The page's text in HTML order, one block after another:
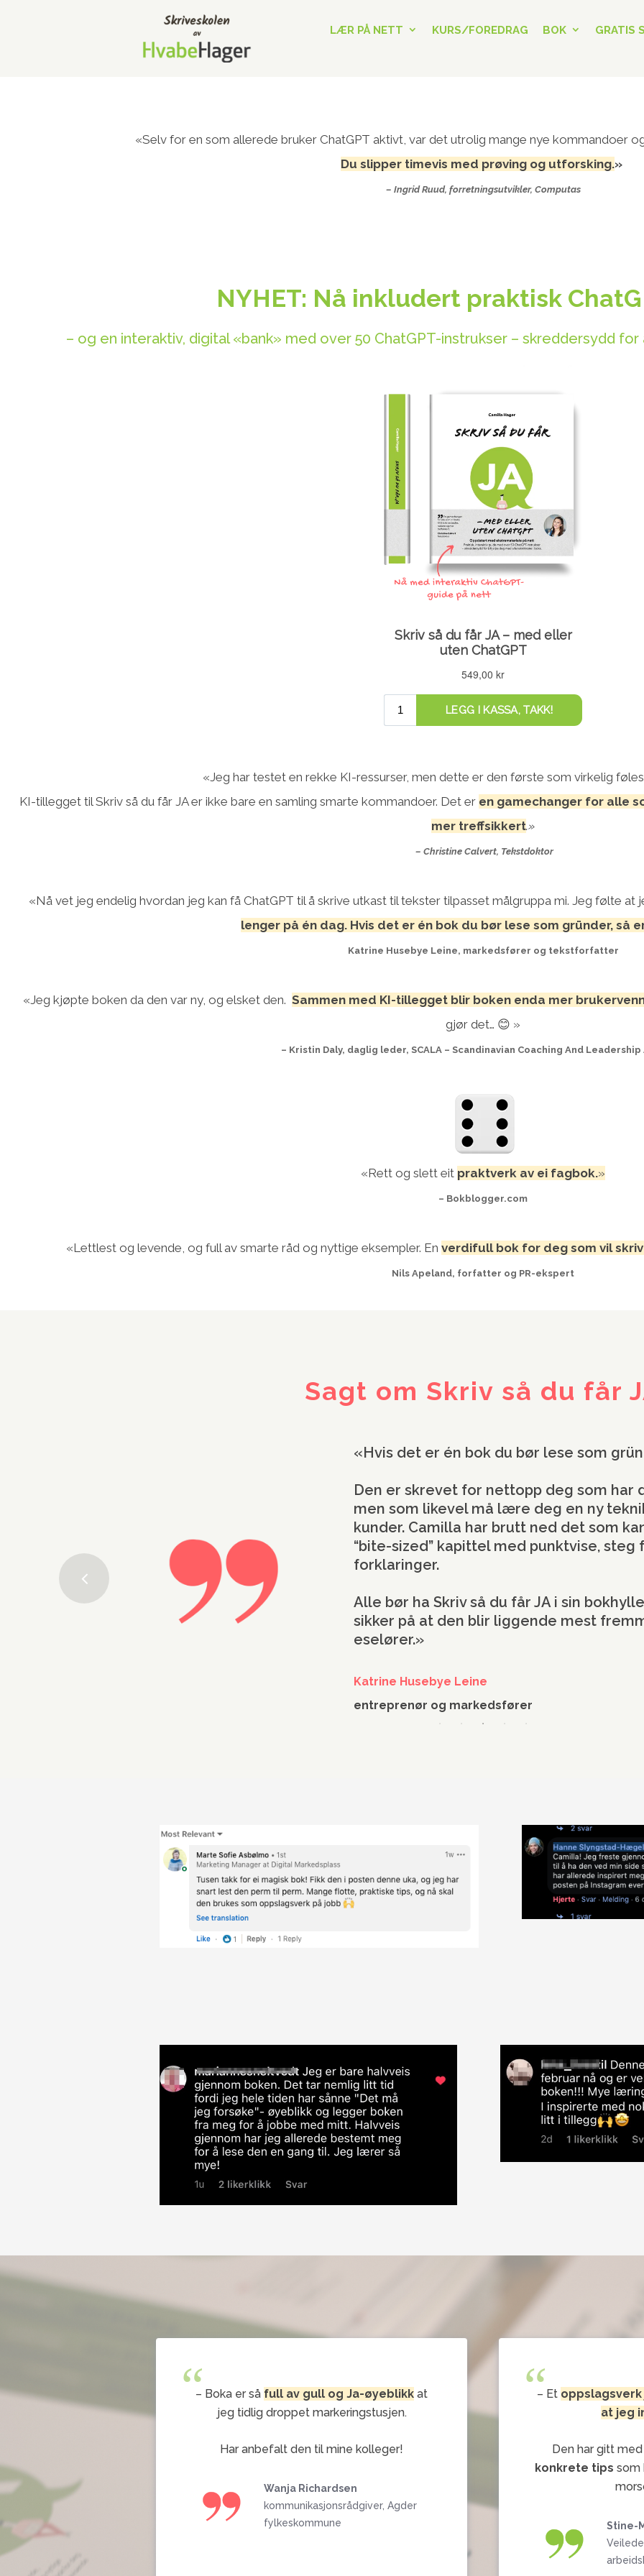
LÆR PÅ NETT KURS/FOREDRAG BOK GRATIS
«Selv for en som allerede bruker ChatGPT aktivt, var det utrolig mange nye kommandoer
Du slipper timevis med prøving og utforsking.»
– Ingrid Ruud, forretningsutvikler, Computas
NYHET: Nå inkludert praktisk
– og en interaktiv, digital «bank» med over 50 ChatGPT-instrukser – skreddersydd
«Jeg har testet en rekke KI-ressurser, men dette er den første som virkelig
KI-tillegget til Skriv så du får JA er ikke bare en samling smarte kommandoer. Det er en gamechanger for alle
mer treffsikkert.»
– Christine Calvert, Tekstdoktor
«Nå vet jeg endelig hvordan jeg kan få ChatGPT til å skrive utkast til tekster tilpasset målgruppa mi. Jeg følte at
lenger på én dag. Hvis det er én bok du bør lese som gründer, så
Katrine Husebye Leine, markedsfører og tekstforfatter
«Jeg kjøpte boken da den var ny, og elsket den. Sammen med KI-tillegget blir boken enda mer
gjør det… 😊 »
– Kristin Daly, daglig leder, SCALA – Scandinavian Coaching And Leadership
«Rett og slett eit praktverk av ei fagbok.»
– Bokblogger.com
«Lettlest og levende, og full av smarte råd og nyttige eksempler. En verdifull bok for deg som vil
Nils Apeland, forfatter og PR-ekspert
Sagt om Skriv så du får
jeg er rimelig
“– Boka er så full av gull og Ja-øyeblikk at
jeg tidlig droppet markeringstusjen.
Har anbefalt den til mine kolleger!
Wanja Richardsen
kommunikasjonsrådgiver, Agder
fylkeskommune
“– Et
at jeg
Den har gitt
konkrete tips som
Stine-